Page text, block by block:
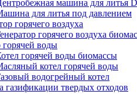
машина для литья
для литья под давлением
горячего воздуха
горячего воздуха
горячей воды
горячей воды биомассы
котел горячей воды
водогрейный котел
газификации твердых отходов